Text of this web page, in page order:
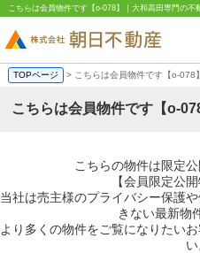
こちらは会員物件です【o-078】｜大和高田専門の不
TOPページ > こちらは会員物件です【o-078】
こちらは会員物件です【o-
こちらの物件は限定
【会員限定公
当社は売主様のプライバシー保護
きない最新物
より多くの物件をご覧になりたい
い